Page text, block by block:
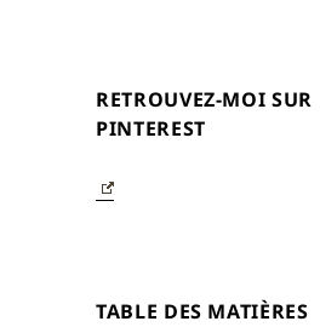
RETROUVEZ-MOI SUR
PINTEREST
TABLE DES MATIÈRES